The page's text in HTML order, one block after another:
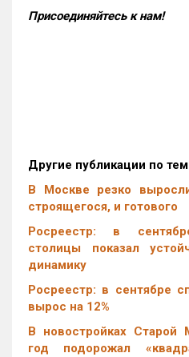
Присоединяйтесь к нам!
Другие публикации по
В Москве резко
строящегося, и готового
Росреестр: в
столицы показал
динамику
Росреестр: в сентябре
вырос на 12%
В новостройках
год подорожал